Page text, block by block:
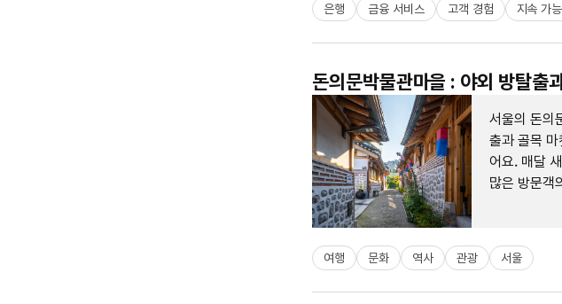
은행 금융 서비스 고객 경험 지속 가
돈의문박물관마을 : 야외 방탈출
서울의 돈의
출과 골목
어요. 매달
많은 방문객
여행 문화 역사 관광 서울